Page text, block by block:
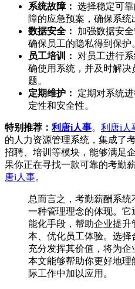
系统故障： 选择稳定可
障的应急预案，确保系统
数据安全：
加强数据安
确保员工的隐私得到保护
员工培训：
对员工进行
确使用系统，并及时解决
题。
定期维护：
定期对系统
定性和安全性。
特别推荐： 利唐i人事。 利唐i人
的人力资源管理系统，集成了
招聘、培训等模块，能够满足
果你正在寻找一款可靠的考勤
唐i人事。
总而言之，考勤薪酬系
一种管理理念的体现。
能化手段，帮助企业提
本、优化员工体验。选
充分发挥其价值，将为
本文能够帮助你更好地
际工作中加以应用。